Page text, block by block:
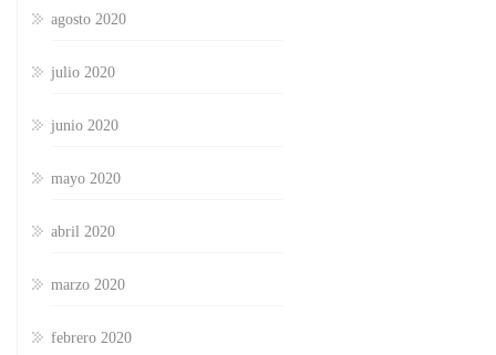
agosto 2020
julio 2020
junio 2020
mayo 2020
abril 2020
marzo 2020
febrero 2020